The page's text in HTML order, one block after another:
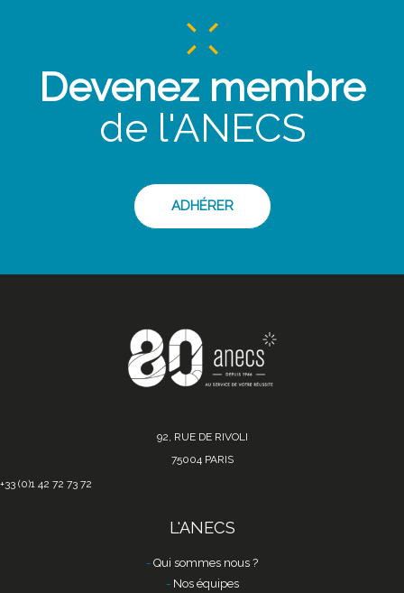
Devenez membre
de l'ANECS
ADHÉRER
92, RUE DE RIVOLI
75004 PARIS
+33 (0)1 42 72 73 72
L'ANECS
Qui sommes nous ?
Nos équipes